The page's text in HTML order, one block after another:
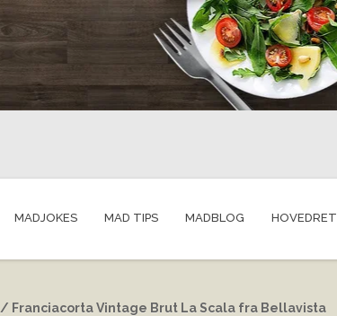
MADJOKES MAD TIPS MADBLOG HOVEDRET
/ Franciacorta Vintage Brut La Scala fra Bellavista